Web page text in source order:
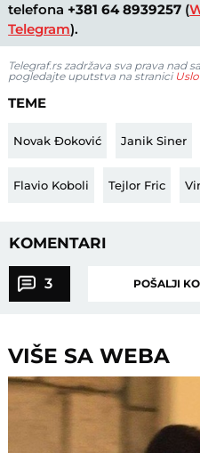
telefona +381 64 8939257 (
Telegram).
Telegraf.rs zadržava sva prava nad
pogledajte uputstva na stranici
TEME
Novak Đoković Janik Siner
Flavio Koboli Tejlor Fric
KOMENTARI
3 POŠALJI
VIŠE SA WEBA